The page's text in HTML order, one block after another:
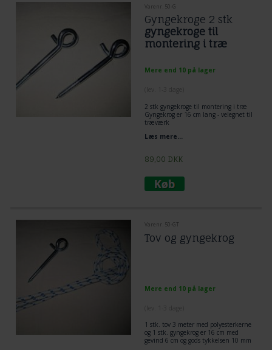
Varenr. 50-G
Gyngekroge 2 stk
gyngekroge til
montering i træ
Mere end 10 på lager
2 stk gyngekroge til montering i træ
Gyngekrog er 16 cm lang - velegnet til
træværk
1 cm diameter
Læs mere...
89,00 DKK
Varenr. 50-GT
Tov og gyngekrog
Mere end 10 på lager
1 stk. tov 3 meter med polyesterkerne
og 1 stk. gyngekrog er 16 cm med
gevind 6 cm og gods tykkelsen 10 mm